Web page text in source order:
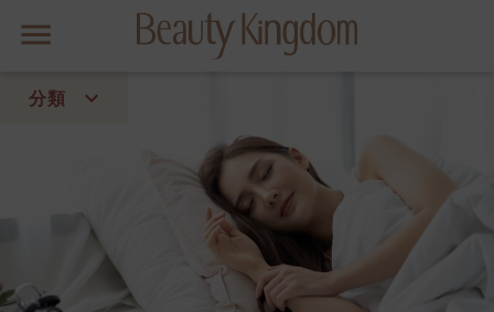
分類
皇牌美肌療程
聯絡我們